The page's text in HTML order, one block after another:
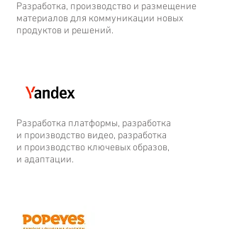
Разработка, производство и размещение
материалов для коммуникации новых
продуктов и решений.
Разработка платформы, разработка
и производство видео, разработка
и производство ключевых образов,
и адаптации.